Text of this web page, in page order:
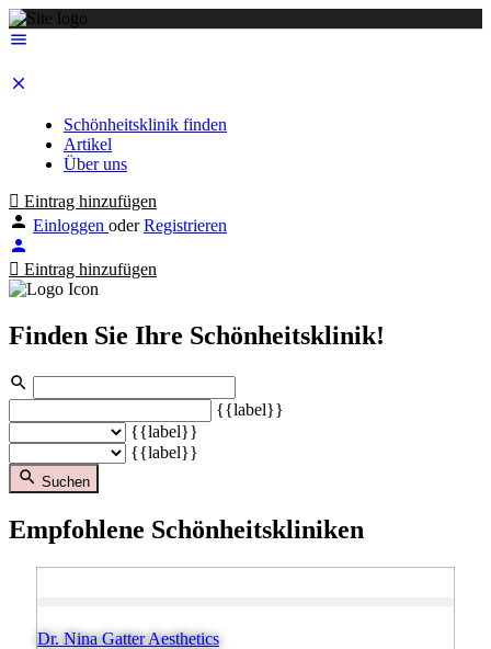
Schönheitsklinik finden
Artikel
Über uns
Eintrag hinzufügen
Einloggen oder Registrieren
Eintrag hinzufügen
Finden Sie Ihre Schönheitsklinik!
{{label}}
{{label}}
{{label}}
Suchen
Empfohlene Schönheitskliniken
Dr. Nina Gatter Aesthetics